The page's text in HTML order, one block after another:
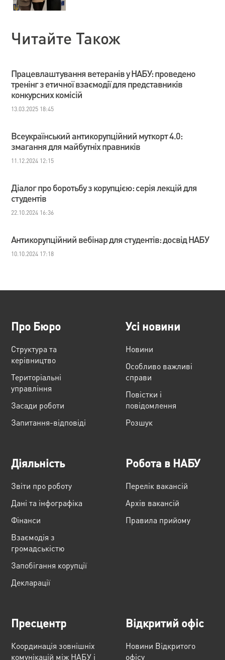
Читайте Також
Працевлаштування ветеранів у НАБУ: проведено
тренінг з етичної взаємодії для представників
конкурсних комісій
13.03.2025 18:45
Всеукраїнський антикорупційний муткорт 4.0:
змагання для майбутніх правників
11.12.2024 12:15
Діалог про боротьбу з корупцією: серія лекцій для
студентів
22.10.2024 16:36
Антикорупційний вебінар для студентів: досвід НАБУ
10.10.2024 17:18
Про Бюро
Структура та
керівництво
Територіальні
управління
Засади роботи
Запитання-відповіді
Усі новини
Новини
Особливо важливі
справи
Повістки і
повідомлення
Розшук
Діяльність
Звіти про роботу
Дані та інфографіка
Фінанси
Взаємодія з
громадськістю
Запобігання корупції
Декларації
Робота в НАБУ
Перелік вакансій
Архів вакансій
Правила прийому
Пресцентр
Координація зовнішніх
комунікацій між НАБУ і
Відкритий офіс
Новини Відкритого
офісу